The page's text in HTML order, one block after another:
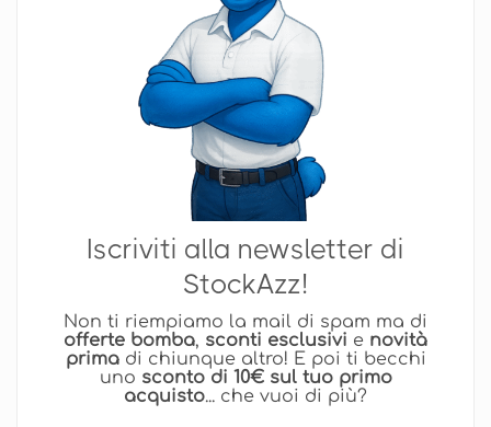
Iscriviti alla newsletter di
StockAzz!
Non ti riempiamo la mail di spam ma di
offerte bomba, sconti esclusivi e novità
primadi chiunque altro! E poi ti becchi
uno sconto di 10€ sul tuo primo
acquisto... che vuoi di più?